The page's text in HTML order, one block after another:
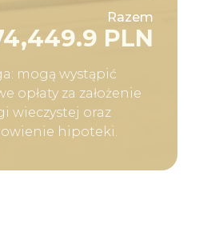
Razem
PLN
mogą wystąpić
opłaty za założenie
wieczystej oraz
hipoteki.